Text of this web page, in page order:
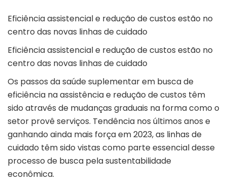
Eficiência assistencial e redução de custos estão no
centro das novas linhas de cuidado
Eficiência assistencial e redução de custos estão no
centro das novas linhas de cuidado
Os passos da saúde suplementar em busca de
eficiência na assistência e redução de custos têm
sido através de mudanças graduais na forma como o
setor provê serviços. Tendência nos últimos anos e
ganhando ainda mais força em 2023, as linhas de
cuidado têm sido vistas como parte essencial desse
processo de busca pela sustentabilidade
econômica.